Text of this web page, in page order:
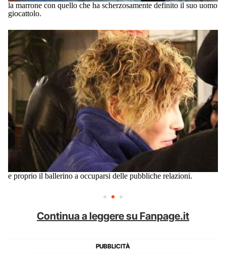
la marrone con quello che ha scherzosamente definito il suo uomo
giocattolo.
e proprio il ballerino a occuparsi delle pubbliche relazioni.
Continua a leggere su Fanpage.it